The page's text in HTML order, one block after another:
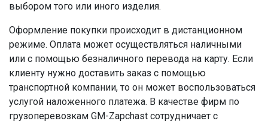
выбором того или иного изделия.
Оформление покупки происходит в дистанционном
режиме. Оплата может осуществляться наличными
или с помощью безналичного перевода на карту. Если
клиенту нужно доставить заказ с помощью
транспортной компании, то он может воспользоваться
услугой наложенного платежа. В качестве фирм по
грузоперевозкам GM-Zapchast сотрудничает с